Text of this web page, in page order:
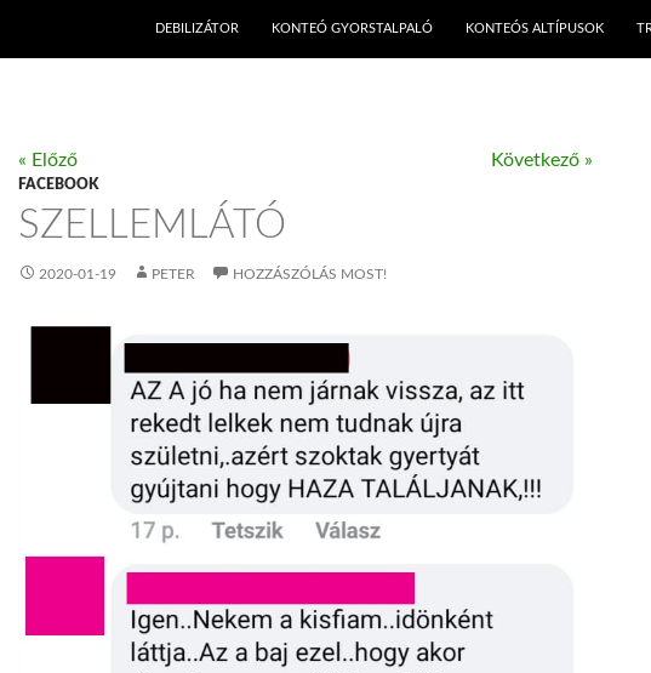
DEBILIZÁTOR
KONTEÓ GYORSTALPALÓ KONTEÓS ALTÍPUSOK
« Előző Következő »
FACEBOOK
SZELLEMLÁTÓ
2020-01-19 PETER HOZZÁSZÓLÁS MOST!